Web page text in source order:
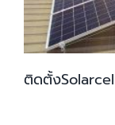
ติดตั้ง